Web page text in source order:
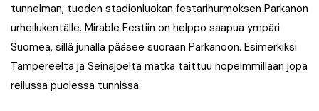
tunnelman, tuoden stadionluokan festarihurmoksen Parkanon
urheilukentälle. Mirable Festiin on helppo saapua ympäri
Suomea, sillä junalla pääsee suoraan Parkanoon. Esimerkiksi
Tampereelta ja Seinäjoelta matka taittuu nopeimmillaan jopa
reilussa puolessa tunnissa.